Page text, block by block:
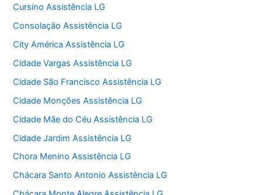
Cursino Assistência LG
Consolação Assistência LG
City América Assistência LG
Cidade Vargas Assistência LG
Cidade São Francisco Assistência LG
Cidade Monções Assistência LG
Cidade Mãe do Céu Assistência LG
Cidade Jardim Assistência LG
Chora Menino Assistência LG
Chácara Santo Antonio Assistência LG